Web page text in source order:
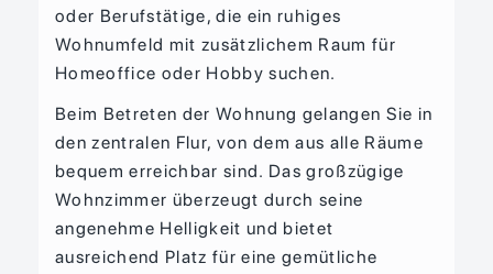
oder Berufstätige, die ein ruhiges
Wohnumfeld mit zusätzlichem Raum für
Homeoffice oder Hobby suchen.
Beim Betreten der Wohnung gelangen Sie in
den zentralen Flur, von dem aus alle Räume
bequem erreichbar sind. Das großzügige
Wohnzimmer überzeugt durch seine
angenehme Helligkeit und bietet
ausreichend Platz für eine gemütliche